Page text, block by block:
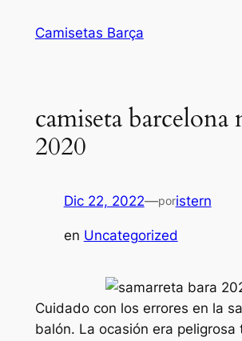
Camisetas Barça
camiseta barcelona
2020
Dic 22, 2022—poristern
en Uncategorized
Cuidado con los errores en la
balón. La ocasión era peligrosa